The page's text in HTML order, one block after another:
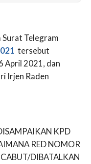
Telegram
tersebut
April 2021, dan
Irjen Raden
KPD
RED NOMOR
DIBATALKAN